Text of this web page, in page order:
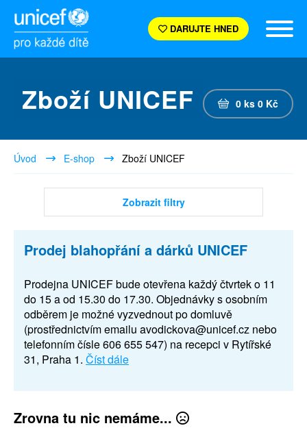
DARUJTE HNED
Zboží UNICEF 0 ks 0 Kč
Úvod E-shop Zboží UNICEF
Zobrazit filtry
Prodej blahopřání a dárků UNICEF
Prodejna UNICEF bude otevřena každý čtvrtek o 11
do 15 a od 15.30 do 17.30. Objednávky s osobním
odběrem je možné vyzvednout po domluvě
(prostřednictvím emailu avodickova@unicef.cz nebo
telefonním čísle 606 655 547) na recepci v Rytířské
31, Praha 1. Číst dále
Zrovna tu nic nemáme...